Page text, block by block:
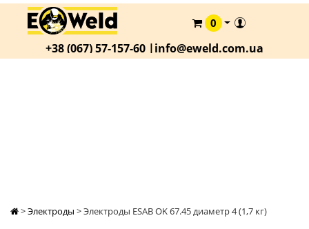
КАТАЛОГ
О
0
+38 (067) 57-157-60 |info@eweld.com.ua
>Электроды >Электроды ESAB OK 67.45 диаметр 4 (1,7 кг)